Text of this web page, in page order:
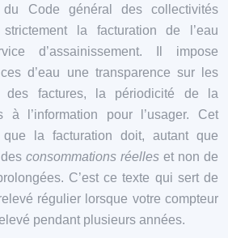
du Code général des collectivités
la facturation de l’eau
d’assainissement. Il impose
d’eau une transparence sur les
des factures, la périodicité de la
à l’information pour l’usager. Cet
la facturation doit, autant que
consommations réelles et non de
C’est ce texte qui sert de
régulier lorsque votre compteur
pendant plusieurs années.